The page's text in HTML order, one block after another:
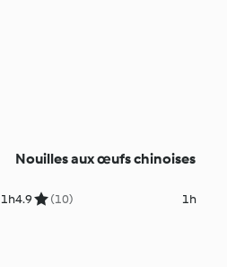
1h
Nouilles aux œufs chinoises
4.9 (10) 1h